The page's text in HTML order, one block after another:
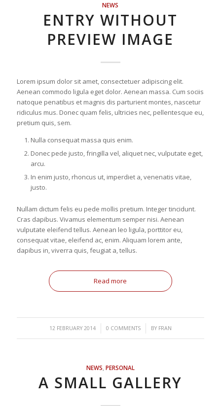
NEWS
ENTRY WITHOUT
PREVIEW IMAGE
Lorem ipsum dolor sit amet, consectetuer adipiscing elit.
Aenean commodo ligula eget dolor. Aenean massa. Cum sociis
natoque penatibus et magnis dis parturient montes, nascetur
ridiculus mus. Donec quam felis, ultricies nec, pellentesque eu,
pretium quis, sem.
Nulla consequat massa quis enim.
Donec pede justo, fringilla vel, aliquet nec, vulputate eget,
arcu.
In enim justo, rhoncus ut, imperdiet a, venenatis vitae,
justo.
Nullam dictum felis eu pede mollis pretium. Integer tincidunt.
Cras dapibus. Vivamus elementum semper nisi. Aenean
vulputate eleifend tellus. Aenean leo ligula, porttitor eu,
consequat vitae, eleifend ac, enim. Aliquam lorem ante,
dapibus in, viverra quis, feugiat a, tellus.
Read more
12 FEBRUARY 2014
/ 0 COMMENTS
/ BY FRAN
NEWS PERSONAL
A SMALL GALLERY